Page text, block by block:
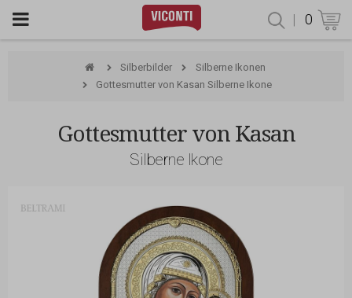
| 0
Silberbilder
Silberne Ikonen
Gottesmutter von Kasan Silberne Ikone
Gottesmutter von Kasan
Silberne Ikone